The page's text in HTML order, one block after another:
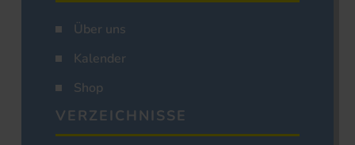
Über uns
Kalender
Shop
VERZEICHNISSE